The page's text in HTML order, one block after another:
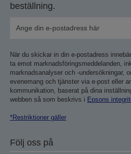
beställning.
När du skickar in din e-postadress
ta emot marknadsföringsmeddelanden,
marknadsanalyser och -undersökningar,
evenemang och tjänster via e-post eller
kommunikation, baserat på dina
webben så som beskrivs i Epsons
*Restriktioner gäller
Följ oss på